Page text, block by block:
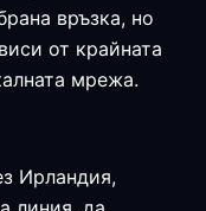
връзка, но
от крайната
мрежа.
Ирландия,